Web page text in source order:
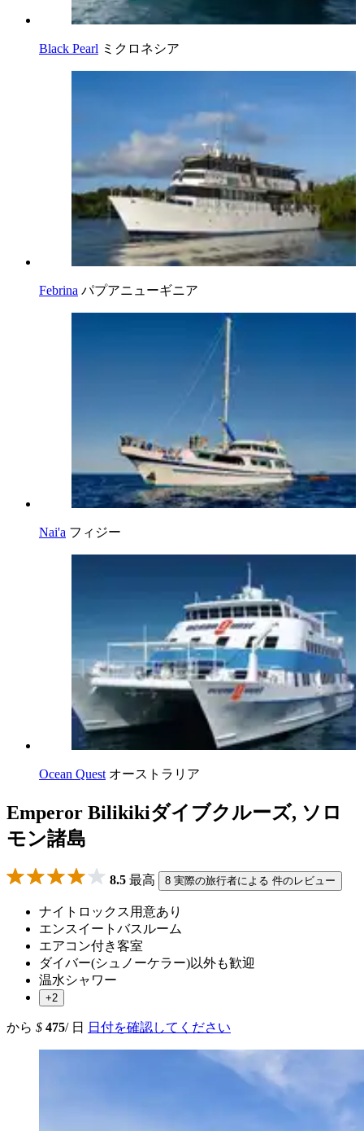
Black Pearl ミクロネシア
Febrina パプアニューギニア
Nai'a フィジー
Ocean Quest オーストラリア
Emperor Bilikikiダイブクルーズ, ソロ
モン諸島
8.5 最高 8 実際の旅行者による 件のレビュー
ナイトロックス用意あり
エンスイートバスルーム
エアコン付き客室
ダイバー(シュノーケラー)以外も歓迎
温水シャワー
+2
から $ 475/ 日 日付を確認してください